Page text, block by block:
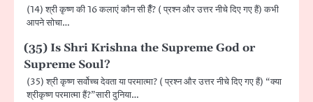
(14) श्री कृष्ण की 16 कलाएं कौन सी हैँ? ( प्रश्न और उत्तर नीचे दिए गए हैं) कभी
आपने सोचा…
(35) Is Shri Krishna the Supreme God or
Supreme Soul?
(35) श्री कृष्ण सर्वोच्च देवता या परमात्मा? ( प्रश्न और उत्तर नीचे दिए गए हैं) “क्या
श्रीकृष्ण परमात्मा हैं?”सारी दुनिया…